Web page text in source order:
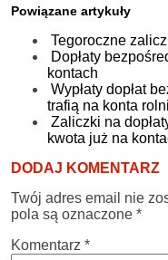
Powiązane artykuły
Tegoroczne
Dopłaty
kontach
Wypłaty dopłat
trafią na konta
Zaliczki na
kwota już na
DODAJ KOMENTARZ
Twój adres email nie
pola są oznaczone *
Komentarz *